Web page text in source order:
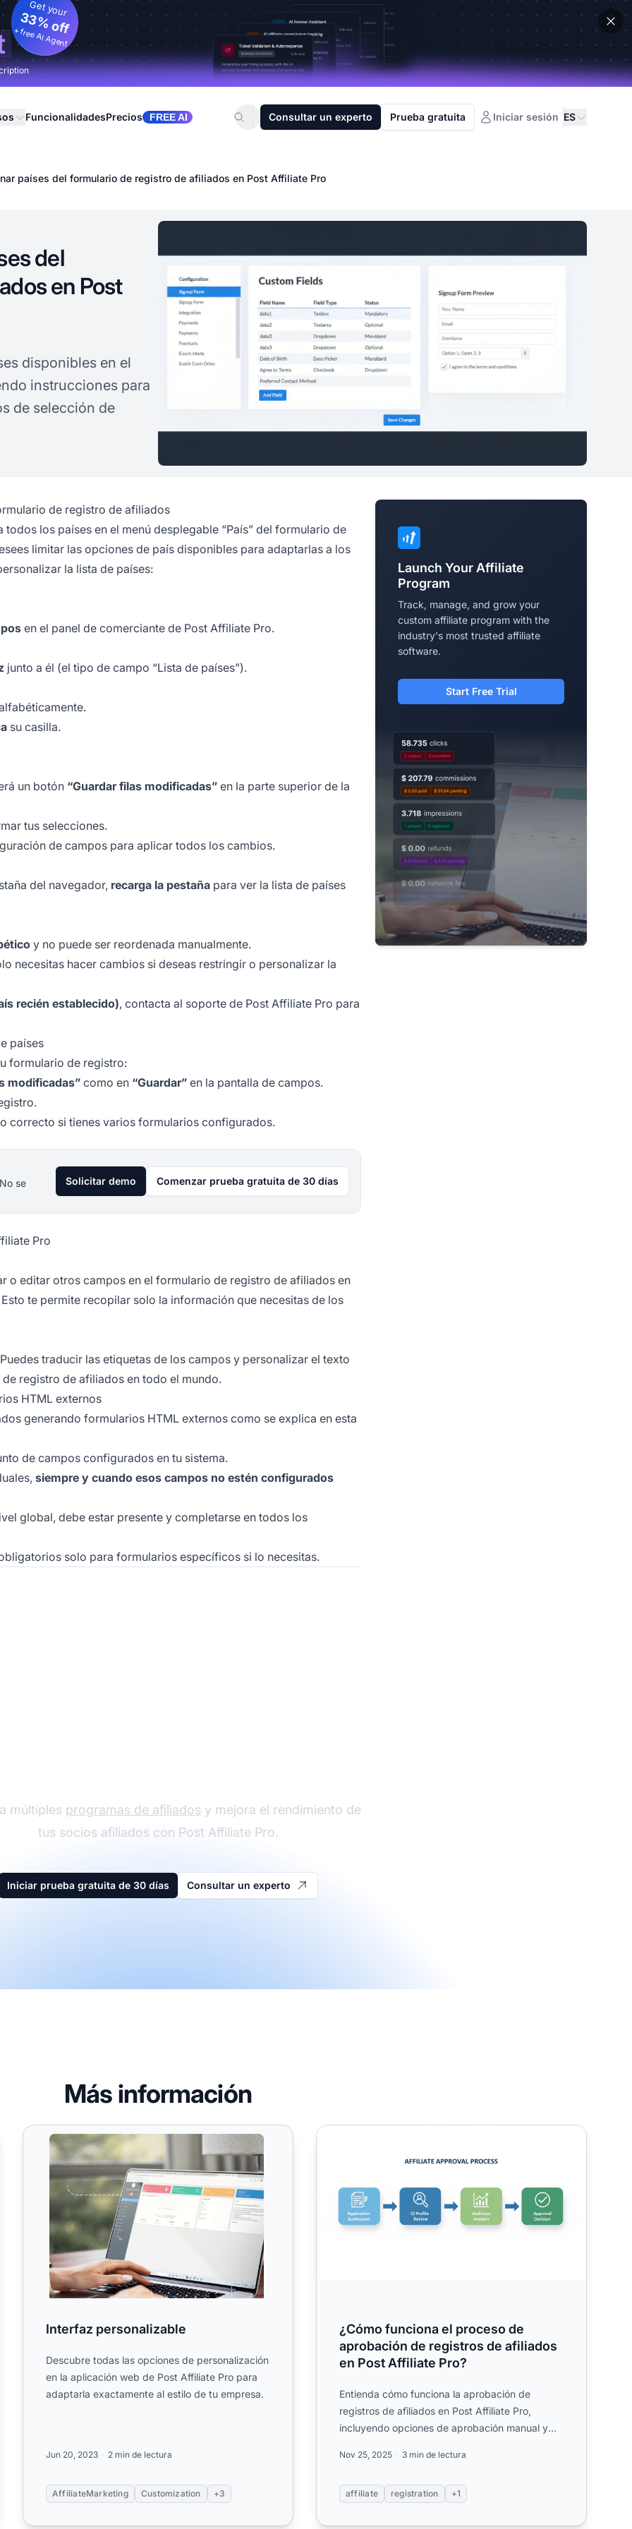
Get your
33% off
+ free AI Agent
FuncionalidadesPrecios FREE AI Consultar un experto Prueba gratuita Iniciar sesión ES
países del formulario de registro de afiliados en Post Affiliate Pro
del
en Post
disponibles en el
instrucciones para
de selección de
de registro de afiliados
todos los países en el menú desplegable “País” del formulario de
limitar las opciones de país disponibles para adaptarlas a los
la lista de países:
en el panel de comerciante de Post Affiliate Pro.
junto a él (el tipo de campo “Lista de países”).
su casilla.
un botón “Guardar filas modificadas” en la parte superior de la
tus selecciones.
de campos para aplicar todos los cambios.
del navegador, recarga la pestaña para ver la lista de países
y no puede ser reordenada manualmente.
necesitas hacer cambios si deseas restringir o personalizar la
recién establecido), contacta al soporte de Post Affiliate Pro para
países
formulario de registro:
modificadas”como en “Guardar” en la pantalla de campos.
correcto si tienes varios formularios configurados.
se
Solicitar demo Comenzar prueba gratuita de 30 días
Pro
o editar otros campos en el formulario de registro de afiliados en
Esto te permite recopilar solo la información que necesitas de los
traducir las etiquetas de los campos y personalizar el texto
registro de afiliados en todo el mundo.
HTML externos
generando formularios HTML externos como se explica en esta
de campos configurados en tu sistema.
siempre y cuando esos campos no estén configurados
global, debe estar presente y completarse en todos los
solo para formularios específicos si lo necesitas.
Launch Your Affiliate
Program
Track, manage, and grow your
custom affiliate program with the
industry's most trusted affiliate
software.
Start Free Trial
múltiples programas de afiliados y mejora el rendimiento de
tus socios afiliados con Post Affiliate Pro.
Iniciar prueba gratuita de 30 días Consultar un experto
Más información
Affiliate Pro
Interfaz personalizable
Interfaz personalizable
Descubre todas las opciones de personalización
en la aplicación web de Post Affiliate Pro para
adaptarla exactamente al estilo de tu empresa.
Jun 20, 2023 2 min de lectura
AffiliateMarketing Customization +3
¿Cómo funciona el proceso de aprobación de registros de
¿Cómo funciona el proceso de
aprobación de registros de afiliados
en Post Affiliate Pro?
Entienda cómo funciona la aprobación de
registros de afiliados en Post Affiliate Pro,
incluyendo opciones de aprobación manual y
Nov 25, 2025 3 min de lectura
affiliate registration +1